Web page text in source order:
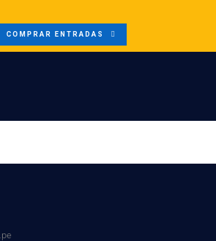
COMPRAR ENTRADAS